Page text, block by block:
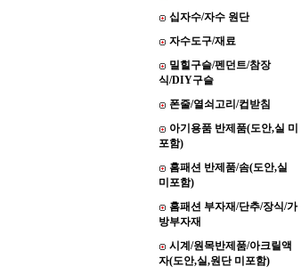
십자수/자수 원단
자수도구/재료
밀힐구슬/펜던트/참장
식/DIY구슬
폰줄/열쇠고리/컵받침
아기용품 반제품(도안,실 미
포함)
홈패션 반제품/솜(도안,실
미포함)
홈패션 부자재/단추/장식/가
방부자재
시계/원목반제품/아크릴액
자(도안,실,원단 미포함)